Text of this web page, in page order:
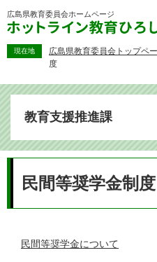
ー
広島県教育委員会ホームページ
現在地 広島県教育委員会トップペ
度
教育支援推進課
民間等奨学金制度
民間等奨学金について